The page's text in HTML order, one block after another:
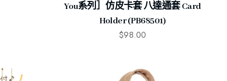
You系列］仿皮卡套 八達通套 Card
Holder (PB68501)
$98.00